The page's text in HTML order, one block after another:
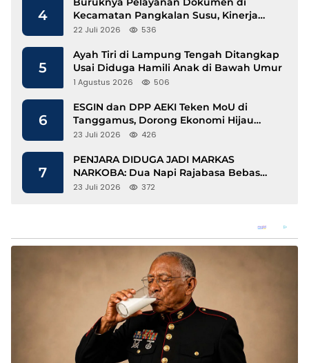
4
Kecamatan Pangkalan Susu, Kinerja
Disdukcapil Langkat Disorot
22 Juli 2026 536
5
Ayah Tiri di Lampung Tengah Ditangkap
Usai Diduga Hamili Anak di Bawah Umur
1 Agustus 2026 506
6
ESGIN dan DPP AEKI Teken MoU di
Tanggamus, Dorong Ekonomi Hijau
Berbasis Kopi dan Perdagangan Karbon
23 Juli 2026 426
7
PENJARA DIDUGA JADI MARKAS
NARKOBA: Dua Napi Rajabasa Bebas
Gunakan HP, Muncul Dugaan
23 Juli 2026 372